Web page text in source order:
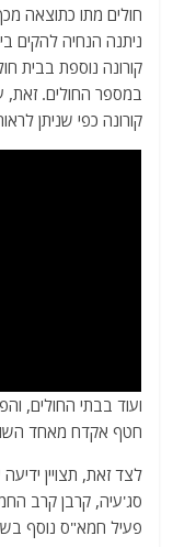
חולים מתו כתוצאה
ניתנה הנחיה להקים
קורונה נוספת בבית
במספר החולים. זאת,
קורונה כפי שניתן
ועוד בבתי החולים,
חטף אקדח מאחד
לצד זאת, תצויין
סג'עיה, קרבן קרב
פעיל חמא"ס נוסף